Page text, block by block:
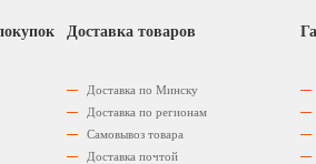
Доставка товаров
Доставка по Минску
Доставка по регионам
Самовывоз товара
Доставка почтой